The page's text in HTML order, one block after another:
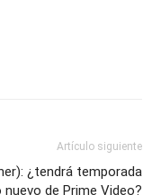
Artículo siguiente
¿tendrá temporada
nuevo de Prime Video?